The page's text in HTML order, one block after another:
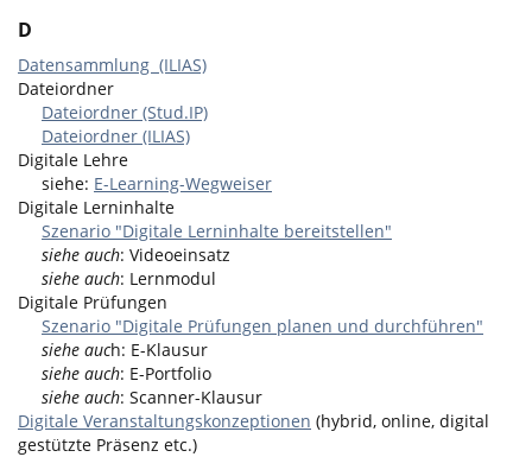
D
Datensammlung (ILIAS)
Dateiordner
Dateiordner (Stud.IP)
Dateiordner (ILIAS)
Digitale Lehre
siehe: E-Learning-Wegweiser
Digitale Lerninhalte
Szenario "Digitale Lerninhalte bereitstellen"
siehe auch: Videoeinsatz
siehe auch: Lernmodul
Digitale Prüfungen
Szenario "Digitale Prüfungen planen und durchführen"
siehe auch: E-Klausur
siehe auch: E-Portfolio
siehe auch: Scanner-Klausur
Digitale Veranstaltungskonzeptionen (hybrid, online, digital
gestützte Präsenz etc.)